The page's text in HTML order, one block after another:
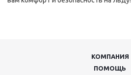
КОМПАНИЯ
ПОМОЩЬ